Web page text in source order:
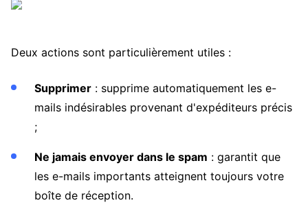
Deux actions sont particulièrement utiles :
Supprimer : supprime automatiquement les e-
mails indésirables provenant d'expéditeurs précis
;
Ne jamais envoyer dans le spam : garantit que
les e-mails importants atteignent toujours votre
boîte de réception.